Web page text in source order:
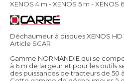
XENOS 4 m - XENOS 5 m - XENOS
Déchaumeur à disques XENOS HD
Article SCAR
Gamme NORMANDIE qui se
à 6 m de largeur et pour les outils
des puissances de tracteurs de 50